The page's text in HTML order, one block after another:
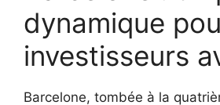
dynamique
investisseurs
Barcelone, tombée à la